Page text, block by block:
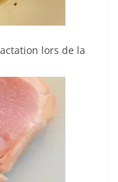
lors de la